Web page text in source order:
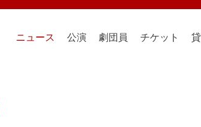
ニュース 公演 劇団員 チケット